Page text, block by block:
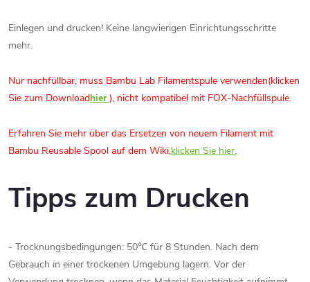
Einlegen und drucken! Keine langwierigen Einrichtungsschritte
mehr.
Nur nachfüllbar, muss Bambu Lab Filamentspule verwenden(klicken
Sie zum Downloadhier), nicht kompatibel mit FOX-Nachfüllspule.
Erfahren Sie mehr über das Ersetzen von neuem Filament mit
Bambu Reusable Spool auf dem Wiki,klicken Sie hier.
Tipps zum Drucken
- Trocknungsbedingungen: 50℃ für 8 Stunden. Nach dem
Gebrauch in einer trockenen Umgebung lagern. Vor der